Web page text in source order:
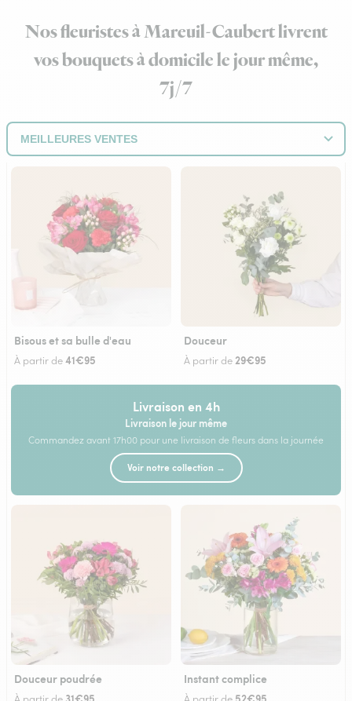
Nos fleuristes à Mareuil-Caubert livrent
vos bouquets à domicile le jour même,
7j/7
Bisous et sa bulle d'eau
À partir de41€95
Douceur
À partir de29€95
Livraison en 4h
Livraison le jour même
Commandez avant 17h00 pour une livraison de fleurs dans la journée
Voir notre collection →
Douceur poudrée Instant complice